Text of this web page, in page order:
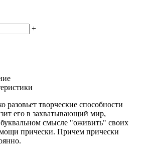
+
разовьет творческие способности
его в захватывающий мир,
буквальном смысле "оживить" своих
прически. Причем прически